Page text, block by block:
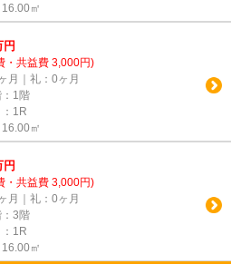
㎡
円
・共益費 3,000円)
月｜礼：0ヶ月
：1階
1R
㎡
円
・共益費 3,000円)
月｜礼：0ヶ月
：3階
1R
㎡